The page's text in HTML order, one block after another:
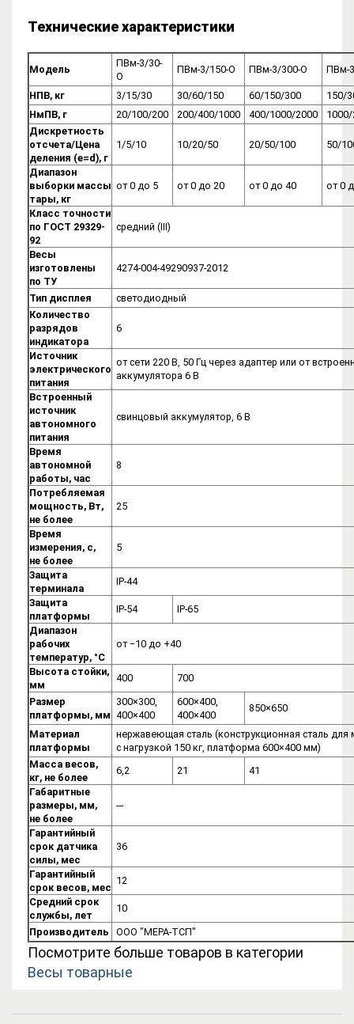
Технические характеристики
Модель
ПВм-3/30-
О
ПВм-3/150-О ПВм-3/300-О ПВм-
НПВ, кг 3/15/30 30/60/150 60/150/300
150/
НмПВ, г
20/100/200 200/400/1000 400/1000/2000
Дискретность
отсчета/Цена
деления (e=d), г
1/5/10 10/20/50 20/50/100 50/
Диапазон
выборки массы
тары, кг
от 0 до 5 от 0 до 20 от 0 до 40 от 0
Класс точности
по ГОСТ 29329-
92
средний (III)
Весы
изготовлены
по ТУ
4274-004-49290937-2012
Тип дисплея
cветодиодный
Количество
разрядов
индикатора
6
Источник
электрического
питания
от сети 220 В, 50 Гц через адаптер или от
аккумулятора 6 В
Встроенный
источник
автономного
питания
cвинцовый аккумулятор, 6 В
Время
автономной
работы, час
8
Потребляемая
мощность, Вт,
не более
25
Время
измерения, с,
не более
5
Защита
терминала
IP-44
Защита
платформы
IP-54
IP-65
Диапазон
рабочих
температур, °C
от −10 до +40
Высота стойки,
мм
400
700
Размер
платформы, мм
300×300,
400×400
600×400,
400×400
850×650
Материал
платформы
нержавеющая сталь (конструкционная сталь для
с нагрузкой 150 кг, платформа 600×400 мм)
Масса весов,
кг, не более
6,2 21
41
Габаритные
размеры, мм,
не более
---
Гарантийный
срок датчика
силы, мес
36
Гарантийный
срок весов, мес
12
Средний срок
службы, лет
10
Производитель
ООО "МЕРА-ТСП"
Посмотрите больше товаров в категории
Весы товарные